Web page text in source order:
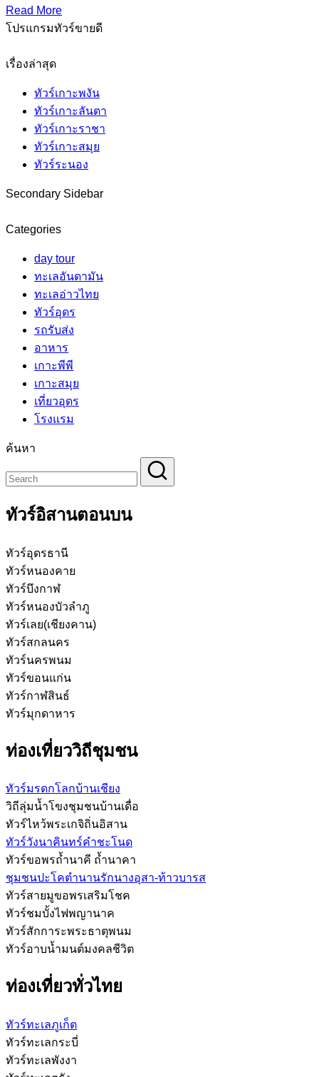
Read More
โปรแกรมทัวร์ขายดี
เรื่องล่าสุด
ทัวร์เกาะพงัน
ทัวร์เกาะลันตา
ทัวร์เกาะราชา
ทัวร์เกาะสมุย
ทัวร์ระนอง
Secondary Sidebar
Categories
day tour
ทะเลอันดามัน
ทะเลอ่าวไทย
ทัวร์อุดร
รถรับส่ง
อาหาร
เกาะพีพี
เกาะสมุย
เที่ยวอุดร
โรงแรม
ค้นหา
ทัวร์อิสานตอนบน
ทัวร์อุดรธานี
ทัวร์หนองคาย
ทัวร์บึงกาฬ
ทัวร์หนองบัวลำภู
ทัวร์เลย(เชียงคาน)
ทัวร์สกลนคร
ทัวร์นครพนม
ทัวร์ขอนแก่น
ทัวร์กาฬสินธ์
ทัวร์มุกดาหาร
ท่องเที่ยววิถีชุมชน
ทัวร์มรดกโลกบ้านเชียง
วิถีลุ่มน้ำโขงชุมชนบ้านเดื่อ
ทัวร์ไหว้พระเกจิถิ่นอิสาน
ทัวร์วังนาคินทร์คำชะโนด
ทัวร์ขอพรถ้ำนาคี ถ้ำนาคา
ชุมชนปะโคตำนานรักนางอุสา-ท้าวบารส
ทัวร์สายมูขอพรเสริมโชค
ทัวร์ชมบั้งไฟพญานาค
ทัวร์สักการะพระธาตุพนม
ทัวร์อาบน้ำมนต์มงคลชีวิต
ท่องเที่ยวทั่วไทย
ทัวร์ทะเลภูเก็ต
ทัวร์ทะเลกระบี่
ทัวร์ทะเลพังงา